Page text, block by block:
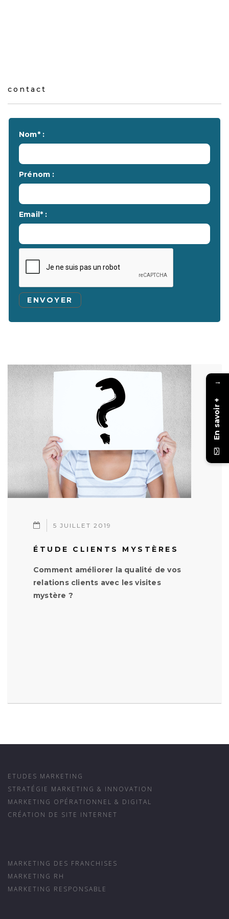
contact
Nom* :
Prénom :
Email* :
5 JUILLET 2019
ÉTUDE CLIENTS MYSTÈRES
Comment améliorer la qualité de vos
relations clients avec les visites
mystère ?
ETUDES MARKETING
STRATÉGIE MARKETING & INNOVATION
MARKETING OPÉRATIONNEL & DIGITAL
CRÉATION DE SITE INTERNET
MARKETING DES FRANCHISES
MARKETING RH
MARKETING RESPONSABLE
→
En savoir +